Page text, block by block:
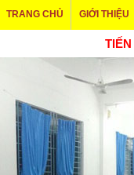
TRANG CHỦ GIỚI THIỆU